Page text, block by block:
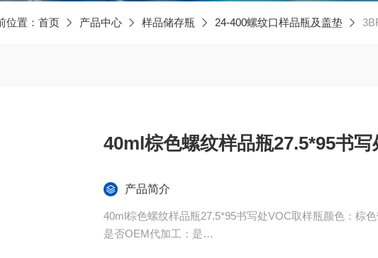
位置： 首页 产品中心 样品储存瓶 24-400螺纹口样品瓶及盖垫
40ml棕色螺纹样品瓶27.5*95书
产品简介
40ml棕色螺纹样品瓶27.5*95书写处VOC取样瓶颜色：棕色
是否OEM代加工：是